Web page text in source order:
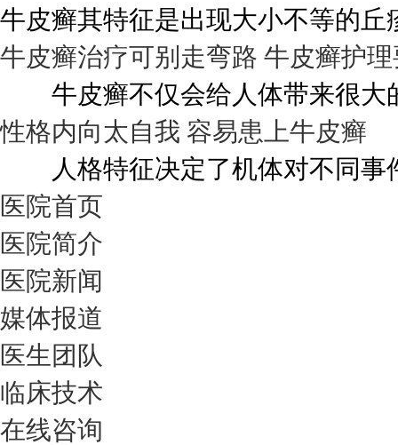
牛皮癣其特征是出现大小不等的丘
牛皮癣治疗可别走弯路 牛皮癣护
牛皮癣不仅会给人体带来很大
性格内向太自我 容易患上牛皮癣
人格特征决定了机体对不同事
医院首页
医院简介
医院新闻
媒体报道
医生团队
临床技术
在线咨询